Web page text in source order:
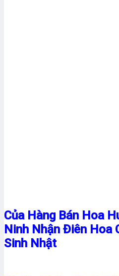
Của Hàng Bán Hoa
Ninh Nhận Điên Hoa
Sinh Nhật